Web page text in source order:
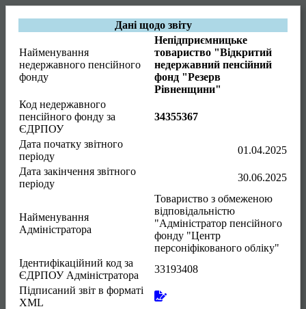
Дані щодо звіту
Найменування
недержавного пенсійного
фонду
Непідприємницьке
товариство "Відкритий
недержавний пенсійний
фонд "Резерв
Рівненщини"
Код недержавного
пенсійного фонду за
ЄДРПОУ
34355367
Дата початку звітного
періоду
01.04.2025
Дата закінчення звітного
періоду
30.06.2025
Найменування
Адміністратора
Товариство з обмеженою
відповідальністю
"Адміністратор пенсійного
фонду "Центр
персоніфікованого обліку"
Ідентифікаційний код за
ЄДРПОУ Адміністратора
33193408
Підписаний звіт в форматі
XML